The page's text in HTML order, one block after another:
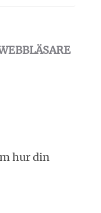
hur din